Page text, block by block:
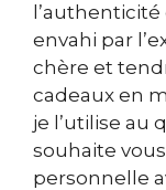
envahi par
chère et
cadeaux en
je l’utilise au
souhaite
personnelle